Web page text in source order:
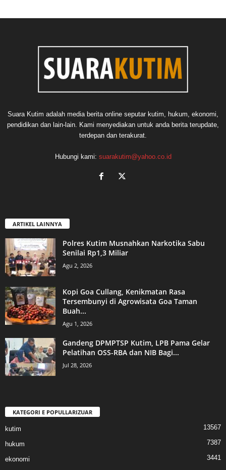
Suara Kutim adalah media berita online seputar kutim, hukum, ekonomi,
pendidikan dan lain-lain. Kami menyediakan untuk anda berita terupdate,
terdepan dan terakurat.
Hubungi kami: suarakutim@yahoo.co.id
ARTIKEL LAINNYA
Polres Kutim Musnahkan Narkotika Sabu
Senilai Rp1,3 Miliar
Agu 2, 2026
Kopi Goa Cullang, Kenikmatan Rasa
Tersembunyi di Agrowisata Goa Taman
Buah...
Agu 1, 2026
Gandeng DPMPTSP Kutim, LPB Pama Gelar
Pelatihan OSS-RBA dan NIB Bagi...
Jul 28, 2026
KATEGORI E POPULLARIZUAR
kutim 13567
hukum 7387
ekonomi
3441